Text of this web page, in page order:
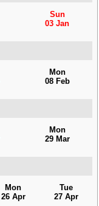
Sun
03 Jan
Mon
08 Feb
Mon
29 Mar
Mon
26 Apr
Tue
27 Apr